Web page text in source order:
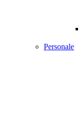
Personale